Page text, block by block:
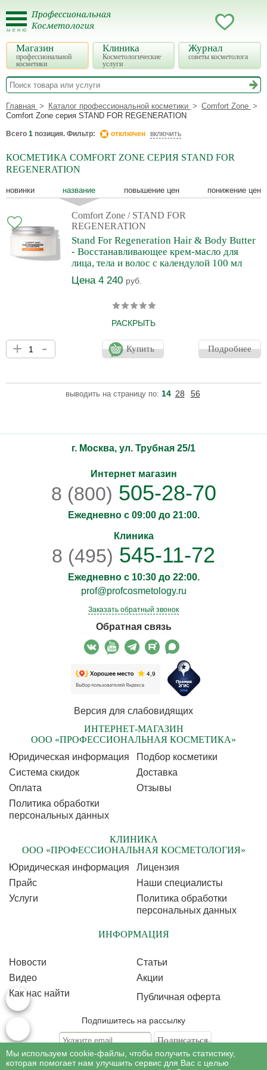
Магазин
профессиональной
косметики
Клиника
Косметологические
услуги
Журнал
советы косметолога
Главная Каталог профессиональной косметики
Comfort Zone
Comfort Zone серия STAND FOR REGENERATION
Всего 1 позиция. Фильтр: отключен включить
КОСМЕТИКА COMFORT ZONE СЕРИЯ STAND FOR
REGENERATION
новинки название повышение цен понижение цен
Comfort Zone / STAND FOR
REGENERATION
Stand For Regeneration Hair & Body Butter
- Восстанавливающее крем-масло для
лица, тела и волос с календулой 100 мл
Цена 4 240 руб.
РАСКРЫТЬ
Многофункциональное масло смягчает и увлажняет как кожу,
так и волосы.
+ - Купить Подробнее
выводить на страницу по: 14 28 56
г. Москва, ул. Трубная 25/1
Интернет магазин
8 (800) 505-28-70
Ежедневно с 09:00 до 21:00.
Клиника
8 (495) 545-11-72
Ежедневно с 10:30 до 22:00.
prof@profcosmetology.ru
Заказать обратный звонок
Обратная связь
Версия для слабовидящих
ИНТЕРНЕТ-МАГАЗИН
ООО «ПРОФЕССИОНАЛЬНАЯ КОСМЕТИКА»
Юридическая информация
Подбор косметики
Cистема скидок
Доставка
Оплата
Отзывы
Политика обработки
персональных данных
КЛИНИКА
ООО «ПРОФЕССИОНАЛЬНАЯ КОСМЕТОЛОГИЯ»
Юридическая информация
Лицензия
Прайс
Наши специалисты
Услуги
Политика обработки
персональных данных
ИНФОРМАЦИЯ
Новости
Статьи
Видео
Акции
Как нас найти
Публичная оферта
Подпишитесь на рассылку
Подписываясь на рассылку, Вы соглашаетесь c условиями политикиобработки
Мы используем cookie-файлы, чтобы получить статистику,
которая помогает нам улучшить сервис для Вас с целью